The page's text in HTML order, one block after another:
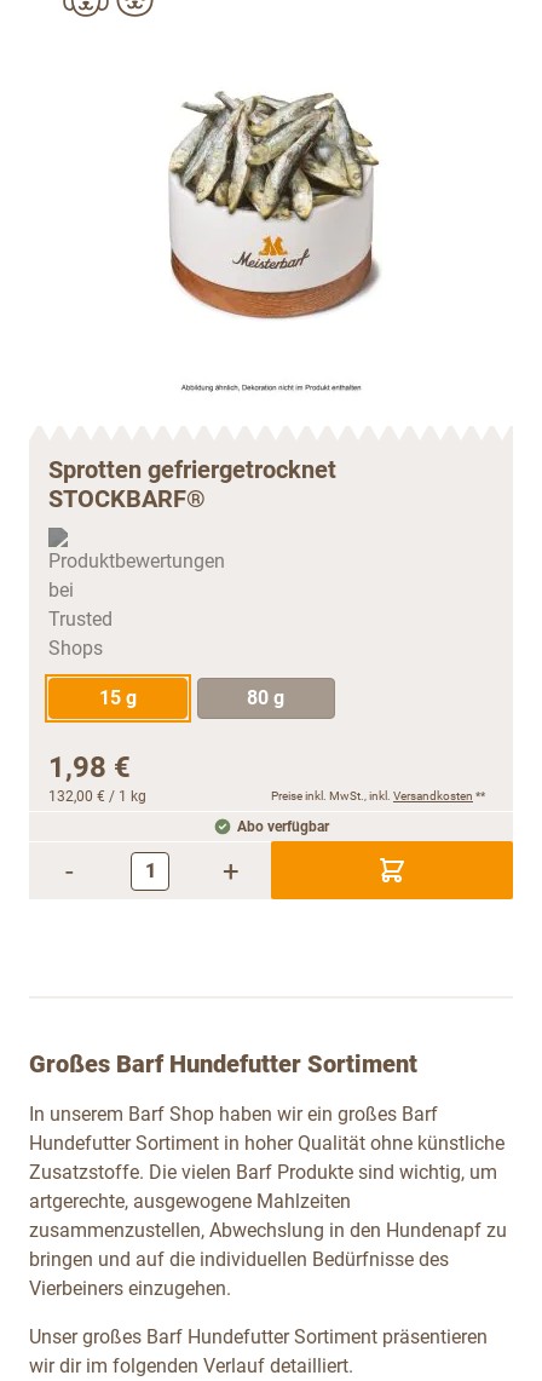
Sprotten gefriergetrocknet
STOCKBARF®
15 g 80 g
1,98 €
132,00 € / 1 kg Preise inkl. MwSt., inkl. Versandkosten **
Abo verfügbar
- +
Großes Barf Hundefutter Sortiment
In unserem Barf Shop haben wir ein großes Barf
Hundefutter Sortiment in hoher Qualität ohne künstliche
Zusatzstoffe. Die vielen Barf Produkte sind wichtig, um
artgerechte, ausgewogene Mahlzeiten
zusammenzustellen, Abwechslung in den Hundenapf zu
bringen und auf die individuellen Bedürfnisse des
Vierbeiners einzugehen.
Unser großes Barf Hundefutter Sortiment präsentieren
wir dir im folgenden Verlauf detailliert.